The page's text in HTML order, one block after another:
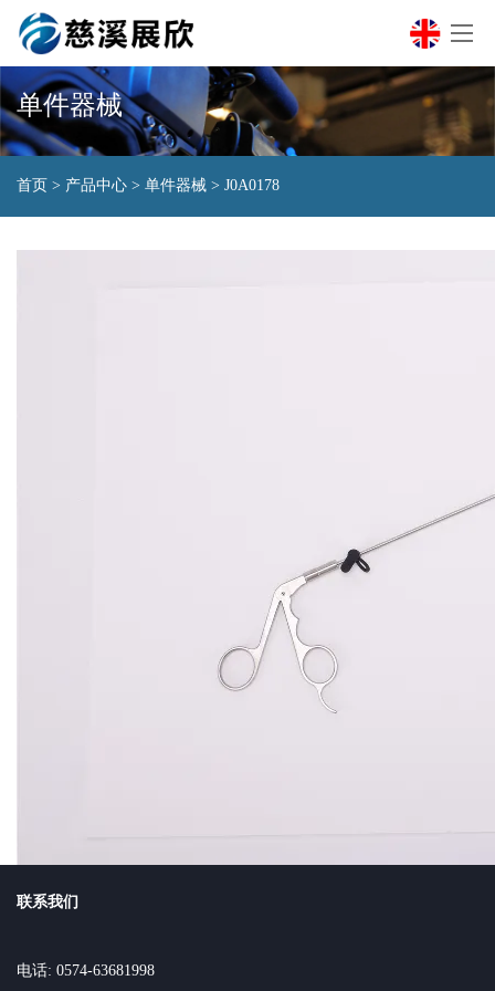
单件器械
首页 > 产品中心 > 单件器械 > J0A0178
联系我们
电话: 0574-63681998